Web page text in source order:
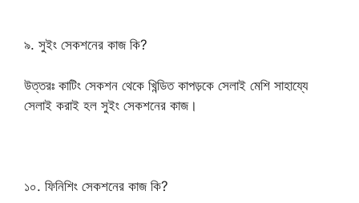
৯. সুইং সেকশনের কাজ কি?
উত্তরঃ কাটিং সেকশন থেকে খিন্ডিত কাপড়কে সেলাই মেশি সাহায্যে
সেলাই করাই হল সুইং সেকশনের কাজ।
১০. ফিনিশিং সেকশনের কাজ কি?